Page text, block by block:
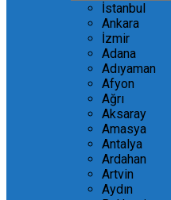
İstanbul
Ankara
İzmir
Adana
Adıyaman
Afyon
Ağrı
Aksaray
Amasya
Antalya
Ardahan
Artvin
Aydın